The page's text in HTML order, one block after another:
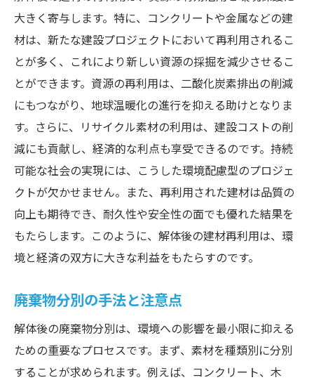
大きく寄与します。特に、コンクリートや金属などの建
材は、新たな建設プロジェクトにおいて再利用されるこ
とが多く、これにより新しい資源の採掘を減少させるこ
とができます。資源の再利用は、二酸化炭素排出の削減
にもつながり、地球温暖化の進行を抑える助けとなりま
す。さらに、リサイクル素材の利用は、建設コストの削
減にも貢献し、経済的な利点も享受できるのです。持続
可能な社会の実現には、こうした環境配慮型のプロジェ
クトが欠かせません。また、再利用された建材は品質の
向上も期待でき、耐久性や安全性の面でも優れた結果を
もたらします。このように、解体後の建材再利用は、環
境と経済の双方に大きな利益をもたらすのです。
廃棄物分別の手法と注意点
解体後の廃棄物分別は、環境への影響を最小限に抑える
ための重要なプロセスです。まず、素材を種類別に分別
することが求められます。例えば、コンクリート、木